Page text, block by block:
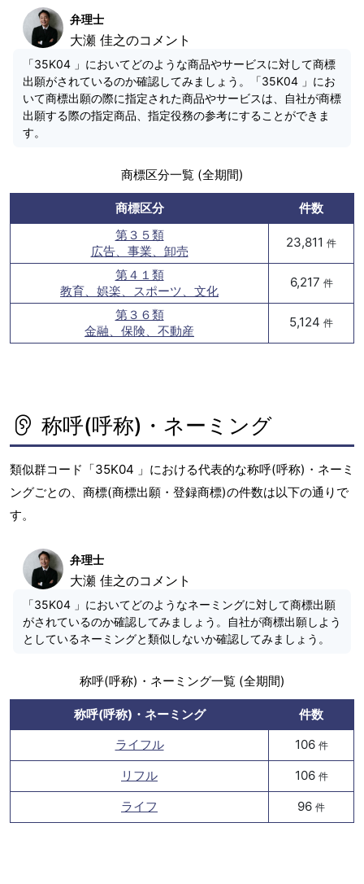
弁理士
大瀬 佳之のコメント
「35K04 」においてどのような商品やサービスに対して商標
出願がされているのか確認してみましょう。「35K04 」にお
いて商標出願の際に指定された商品やサービスは、自社が商標
出願する際の指定商品、指定役務の参考にすることができま
す。
商標区分一覧 (全期間)
商標区分
件数
第３５類
広告、事業、卸売
23,811 件
第４１類
教育、娯楽、スポーツ、文化
6,217 件
第３６類
金融、保険、不動産
5,124 件
称呼(呼称)・ネーミング
類似群コード「35K04 」における代表的な称呼(呼称)・ネーミ
ングごとの、商標(商標出願・登録商標)の件数は以下の通りで
す。
弁理士
大瀬 佳之のコメント
「35K04 」においてどのようなネーミングに対して商標出願
がされているのか確認してみましょう。自社が商標出願しよう
としているネーミングと類似しないか確認してみましょう。
称呼(呼称)・ネーミング一覧 (全期間)
称呼(呼称)・ネーミング
件数
ライフル
106 件
リフル 106 件
ライフ 96 件